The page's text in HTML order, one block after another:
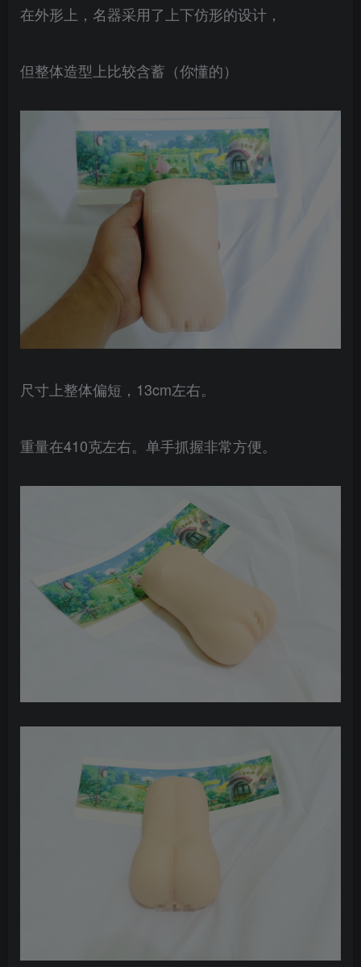
在外形上，名器采用了上下仿形的设计，
但整体造型上比较含蓄（你懂的）
尺寸上整体偏短，13cm左右。
重量在410克左右。单手抓握非常方便。